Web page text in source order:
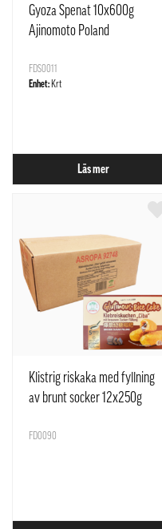
Gyoza Spenat 10x600g
Ajinomoto Poland
FDS0011
Enhet: Krt
Läs mer
Klistrig riskaka med fyllning
av brunt socker 12x250g
FD0090